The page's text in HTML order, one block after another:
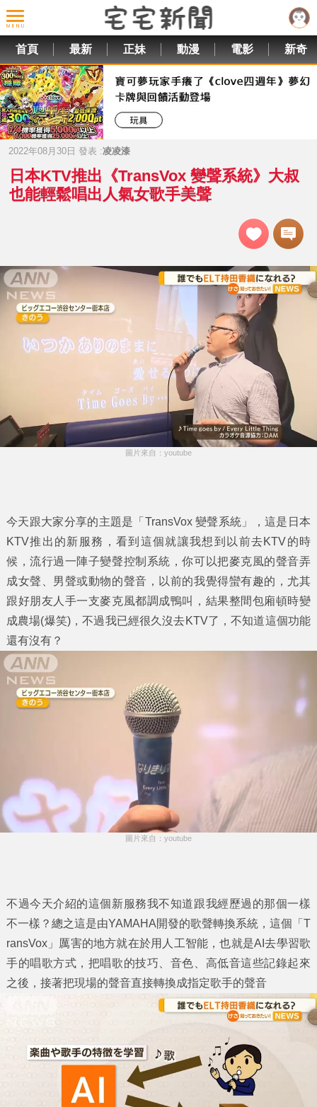
首頁 最新 正妹 動漫 電影 新奇
2022年08月30日 發表 :凌凌漆
日本KTV推出《TransVox 變聲系統》大叔
也能輕鬆唱出人氣女歌手美聲
圖片來自：youtube
今天跟大家分享的主題是「 TransVox 變聲系統 」，這是日本
KTV推出的新服務，看到這個就讓我想到以前去KTV的時
候，流行過一陣子變聲控制系統，你可以把麥克風的聲音弄
成女聲、男聲或動物的聲音，以前的我覺得蠻有趣的，尤其
跟好朋友人手一支麥克風都調成鴨叫，結果整間包廂頓時變
成農場(爆笑)，不過我已經很久沒去KTV了，不知道這個功能
還有沒有？
圖片來自：youtube
不過今天介紹的這個新服務我不知道跟我經歷過的那個一樣
不一樣？總之這是由YAMAHA開發的歌聲轉換系統，這個「T
ransVox」厲害的地方就在於用人工智能，也就是AI去學習歌
手的唱歌方式，把唱歌的技巧、音色、高低音這些記錄起來
之後，接著把現場的聲音直接轉換成指定歌手的聲音